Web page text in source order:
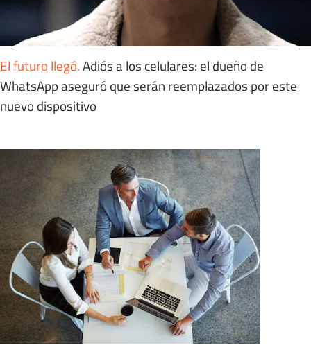
El futuro llegó.Adiós a los celulares: el dueño de
WhatsApp aseguró que serán reemplazados por este
nuevo dispositivo